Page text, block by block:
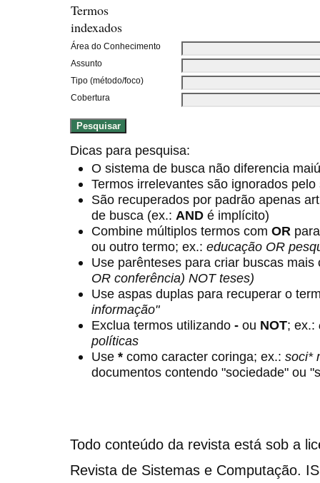
Termos
indexados
Área do Conhecimento
Assunto
Tipo (método/foco)
Cobertura
Dicas para pesquisa:
O sistema de busca não diferencia
Termos irrelevantes são ignorados
São recuperados por padrão apenas
de busca (ex.: AND é implícito)
Combine múltiplos termos com OR
ou outro termo; ex.: educação OR
Use parênteses para criar buscas
OR conferência) NOT teses)
Use aspas duplas para recuperar o
informação"
Exclua termos utilizando - ou NOT; ex.:
políticas
Use * como caracter coringa; ex.: soci*
documentos contendo "sociedade" ou
Todo conteúdo da revista está sob a
Revista de Sistemas e Computação.